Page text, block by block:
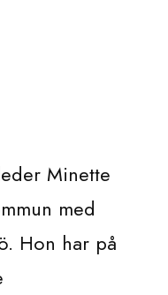
Minette
med
Hon har på